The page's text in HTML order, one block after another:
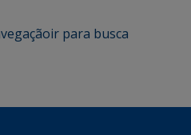
ir para busca